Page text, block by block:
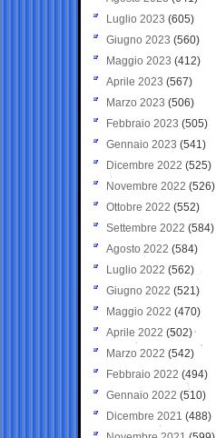
Luglio 2023 (605)
Giugno 2023 (560)
Maggio 2023 (412)
Aprile 2023 (567)
Marzo 2023 (506)
Febbraio 2023 (505)
Gennaio 2023 (541)
Dicembre 2022 (525)
Novembre 2022 (526)
Ottobre 2022 (552)
Settembre 2022 (584)
Agosto 2022 (584)
Luglio 2022 (562)
Giugno 2022 (521)
Maggio 2022 (470)
Aprile 2022 (502)
Marzo 2022 (542)
Febbraio 2022 (494)
Gennaio 2022 (510)
Dicembre 2021 (488)